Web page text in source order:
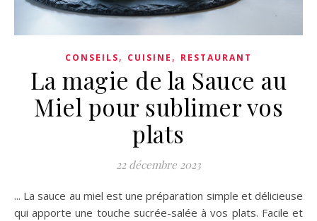
CONSEILS, CUISINE , RESTAURANT
La magie de la Sauce au
Miel pour sublimer vos
plats
22 décembre 2023
... La sauce au miel est une préparation simple et délicieuse
qui apporte une touche sucrée-salée à vos plats. Facile et